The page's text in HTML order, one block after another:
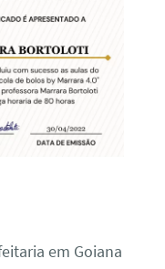
em Goiana